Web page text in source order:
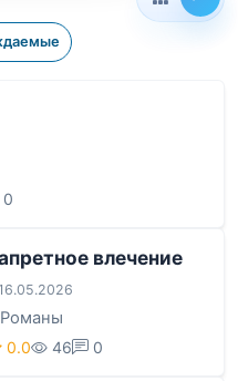
0
влечение
Романы
0.0 46 0